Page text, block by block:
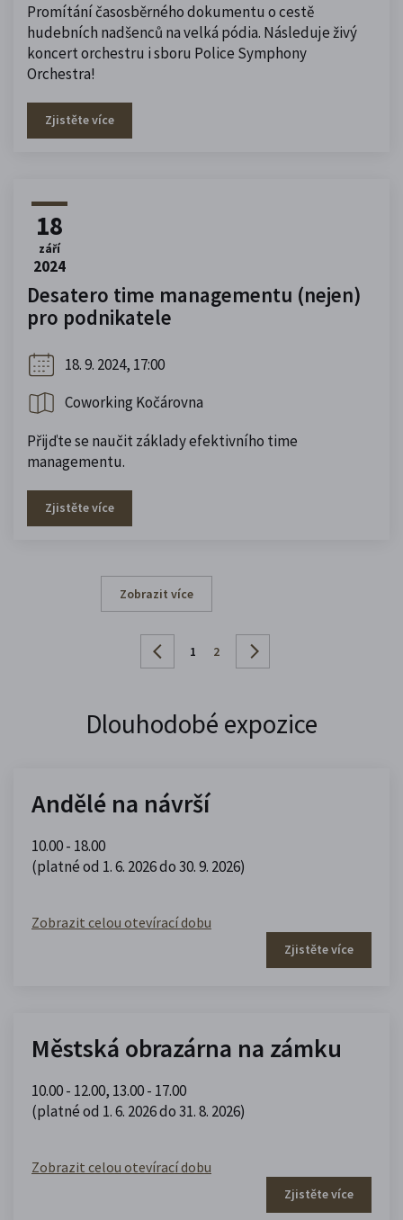
Promítání časosběrného dokumentu o cestě
hudebních nadšenců na velká pódia. Následuje živý
koncert orchestru i sboru Police Symphony
Orchestra!
Zjistěte více
18
září
2024
Desatero time managementu (nejen)
pro podnikatele
18. 9. 2024, 17:00
Coworking Kočárovna
Přijďte se naučit základy efektivního time
managementu.
Zjistěte více
Zobrazit více
1 2
Dlouhodobé expozice
Andělé na návrší
10.00 - 18.00
(platné od 1. 6. 2026 do 30. 9. 2026)
Zobrazit celou otevírací dobu
Zjistěte více
Městská obrazárna na zámku
10.00 - 12.00, 13.00 - 17.00
(platné od 1. 6. 2026 do 31. 8. 2026)
Zobrazit celou otevírací dobu
Zjistěte více